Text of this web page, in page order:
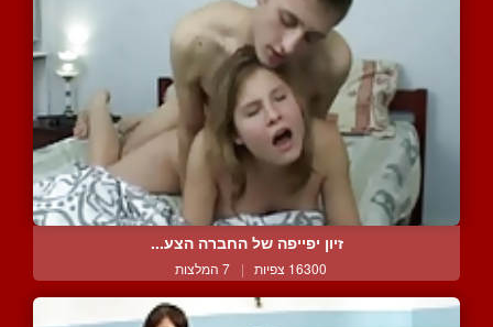
זיון יפייפה של החברה הצע...
16300 צפיות | 7 המלצות